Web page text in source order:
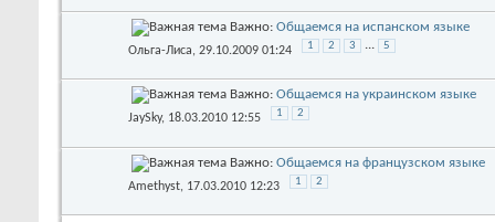
Важно: Общаемся на испанском языке
Ольга-Лиса, 29.10.2009 01:24 1 2 3 ... 5
Важно: Общаемся на украинском языке
JaySky, 18.03.2010 12:55 1 2
Важно: Общаемся на французском языке
Amethyst, 17.03.2010 12:23 1 2